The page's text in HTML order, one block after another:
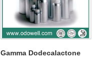
Gamma Dodecalactone